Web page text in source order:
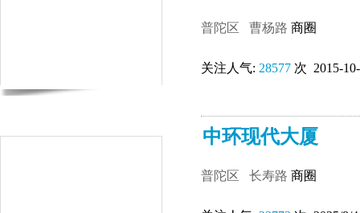
普陀区 曹杨路 商圈
关注人气: 28577 次 2015-
中环现代大厦
普陀区 长寿路 商圈